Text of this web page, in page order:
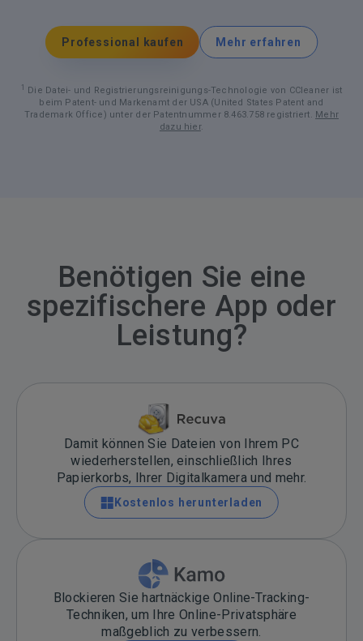
Professional kaufen Mehr erfahren
Die Datei- und Registrierungsreinigungs-Technologie von CCleaner ist
beim Patent- und Markenamt der USA (United States Patent and
Trademark Office) unter der Patentnummer 8.463.758 registriert. Mehr
dazu hier.
Benötigen Sie eine
spezifischere App oder
Leistung?
Damit können Sie Dateien von Ihrem PC
wiederherstellen, einschließlich Ihres
Papierkorbs, Ihrer Digitalkamera und mehr.
Kostenlos herunterladen
Blockieren Sie hartnäckige Online-Tracking-
Techniken, um Ihre Online-Privatsphäre
maßgeblich zu verbessern.